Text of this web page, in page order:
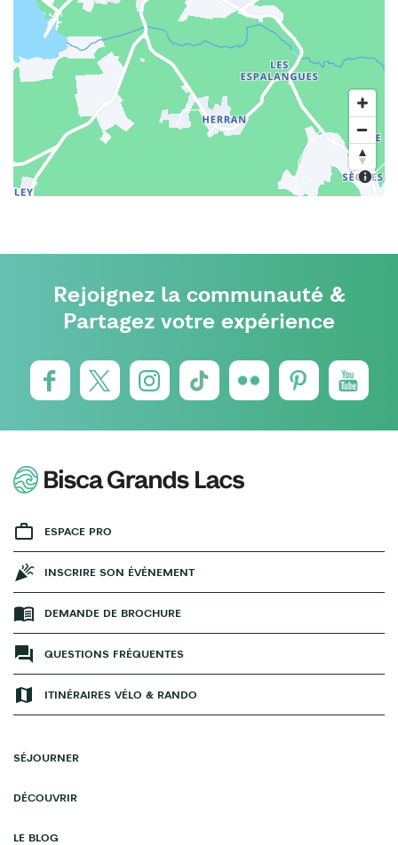
Rejoignez la communauté &
Partagez votre expérience
ESPACE PRO
INSCRIRE SON ÉVÉNEMENT
DEMANDE DE BROCHURE
QUESTIONS FRÉQUENTES
ITINÉRAIRES VÉLO & RANDO
SÉJOURNER
DÉCOUVRIR
LE BLOG